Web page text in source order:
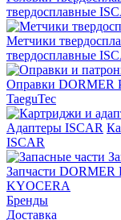
твердосплавные
Метчики
твердосплавные
Оправки DORMER
TaeguTec
Адаптеры ISCAR
ISCAR
Запчасти DORMER
KYOCERA
Бренды
Доставка